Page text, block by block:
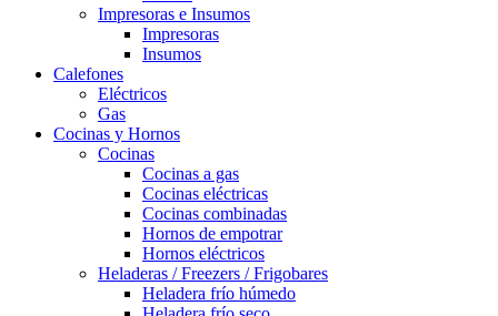
Impresoras e Insumos
Impresoras
Insumos
Calefones
Eléctricos
Gas
Cocinas y Hornos
Cocinas
Cocinas a gas
Cocinas eléctricas
Cocinas combinadas
Hornos de empotrar
Hornos eléctricos
Heladeras / Freezers / Frigobares
Heladera frío húmedo